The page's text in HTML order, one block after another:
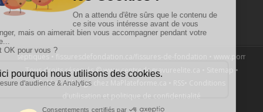
septiques
Tous droits réservés ©www.centredegravureelite.ca
•
Créé et hébergé chez MaPlateforme.ca
d'utilisation et politique de confidentialité